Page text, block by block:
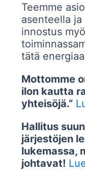
Teemme
asenteella
innostus
tätä
Mottomme
ilon kautta
yhteisöjä.”
Hallitus
järjestöjen
lukemassa,
johtavat!